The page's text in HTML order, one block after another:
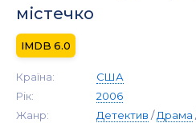
містечко
6.0
Країна:
США
Рік:
2006
Жанр:
Детектив /Драма